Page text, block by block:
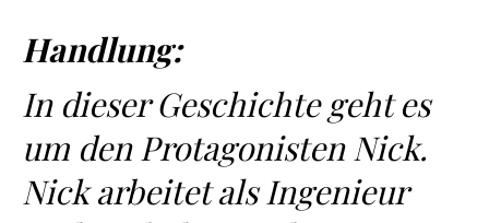
Handlung:
In dieser Geschichte geht es
um den Protagonisten Nick.
Nick arbeitet als Ingenieur